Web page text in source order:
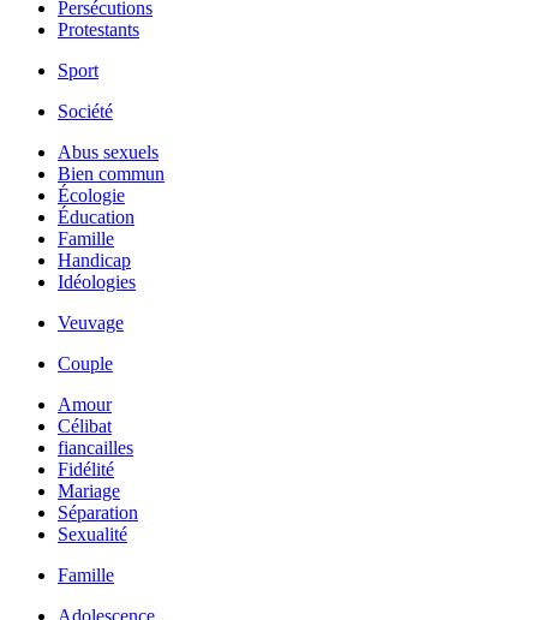
Persécutions
Protestants
Sport
Société
Abus sexuels
Bien commun
Écologie
Éducation
Famille
Handicap
Idéologies
Veuvage
Couple
Amour
Célibat
fiancailles
Fidélité
Mariage
Séparation
Sexualité
Famille
Adolescence